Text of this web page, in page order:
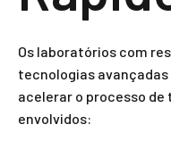
Os laboratórios com
tecnologias
acelerar o processo
envolvidos: